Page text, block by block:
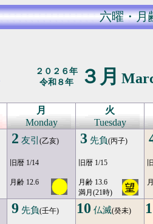
六曜・月
２０２６年
令和８年
３月
月
Monday
火
Tuesday
2 友引 (乙亥)
旧暦 1/14
月齢 12.6
3 先負(丙子)
旧暦 1/15
月齢 13.6
満月(21時)
9 先負(壬午) 10 仏滅(癸未)